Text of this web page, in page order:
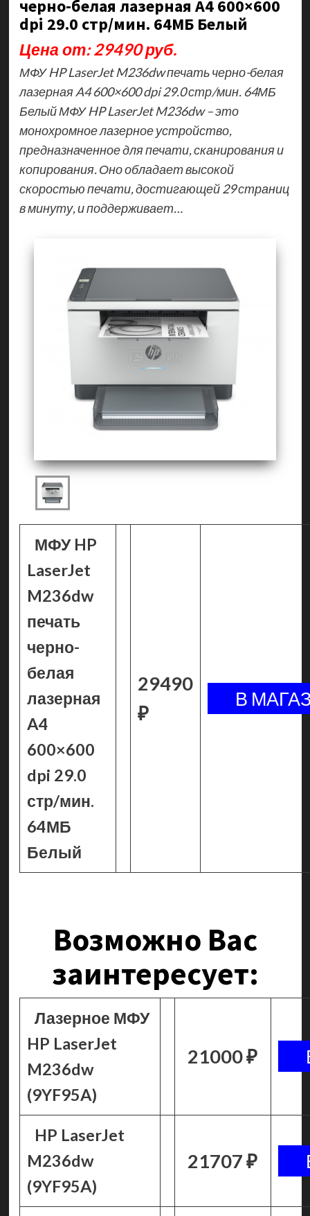
черно-белая лазерная A4 600×600
dpi 29.0 стр/мин. 64МБ Белый
Цена от: 29490 руб.
МФУ HP LaserJet M236dw печать черно-белая
лазерная A4 600×600 dpi 29.0 стр/мин. 64МБ
Белый МФУ HP LaserJet M236dw – это
монохромное лазерное устройство,
предназначенное для печати, сканирования и
копирования. Оно обладает высокой
скоростью печати, достигающей 29 страниц
в минуту, и поддерживает…
МФУ HP
LaserJet
M236dw
печать
черно-
белая
лазерная
A4
600×600
dpi 29.0
стр/мин.
64МБ
Белый
29490
₽
Возможно Вас
заинтересует:
Лазерное МФУ
HP LaserJet
M236dw
(9YF95A)
21000 ₽
HP LaserJet
M236dw
(9YF95A)
21707 ₽